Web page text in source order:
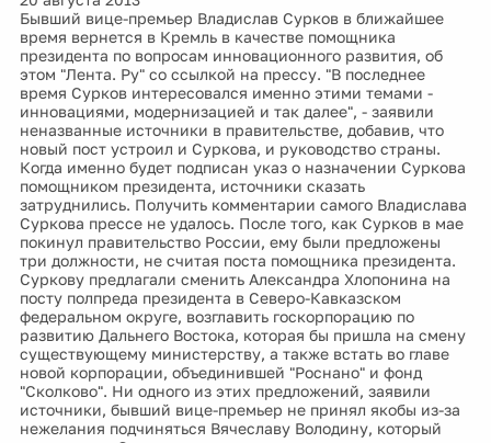
Бывший вице-премьер Владислав Сурков в ближайшее
время вернется в Кремль в качестве помощника
президента по вопросам инновационного развития, об
этом "Лента. Ру" со ссылкой на прессу. "В последнее
время Сурков интересовался именно этими темами -
инновациями, модернизацией и так далее", - заявили
неназванные источники в правительстве, добавив, что
новый пост устроил и Суркова, и руководство страны.
Когда именно будет подписан указ о назначении Суркова
помощником президента, источники сказать
затруднились. Получить комментарии самого Владислава
Суркова прессе не удалось. После того, как Сурков в мае
покинул правительство России, ему были предложены
три должности, не считая поста помощника президента.
Суркову предлагали сменить Александра Хлопонина на
посту полпреда президента в Северо-Кавказском
федеральном округе, возглавить госкорпорацию по
развитию Дальнего Востока, которая бы пришла на смену
существующему министерству, а также встать во главе
новой корпорации, объединившей "Роснано" и фонд
"Сколково". Ни одного из этих предложений, заявили
источники, бывший вице-премьер не принял якобы из-за
нежелания подчиняться Вячеславу Володину, который